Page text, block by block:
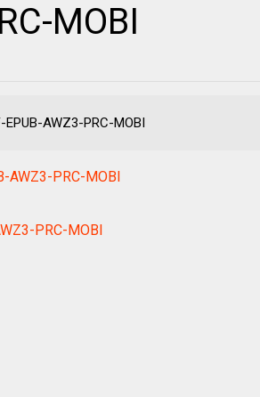
MOBI
AWZ3-PRC-MOBI
AWZ3-PRC-MOBI
PRC-MOBI